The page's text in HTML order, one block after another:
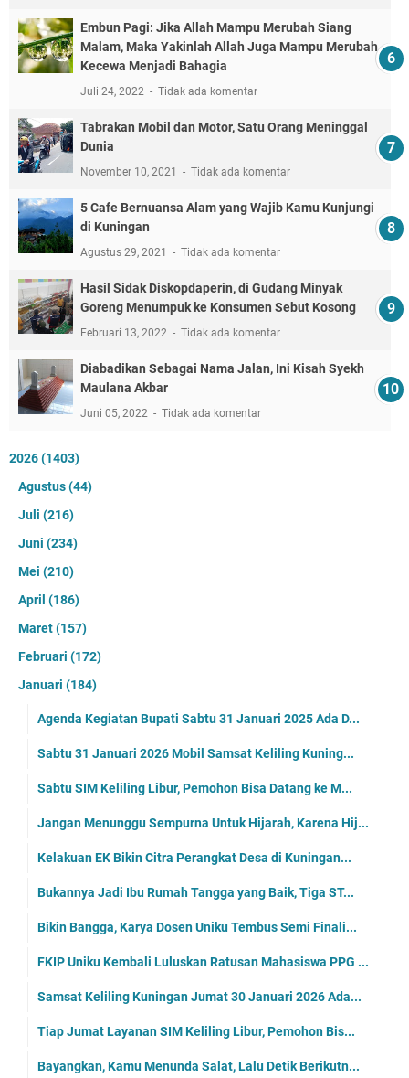
Embun Pagi: Jika Allah Mampu Merubah Siang
Malam, Maka Yakinlah Allah Juga Mampu Merubah
Kecewa Menjadi Bahagia
Juli 24, 2022 Tidak ada komentar
Tabrakan Mobil dan Motor, Satu Orang Meninggal
Dunia
November 10, 2021 Tidak ada komentar
5 Cafe Bernuansa Alam yang Wajib Kamu Kunjungi
di Kuningan
Agustus 29, 2021 Tidak ada komentar
Hasil Sidak Diskopdaperin, di Gudang Minyak
Goreng Menumpuk ke Konsumen Sebut Kosong
Februari 13, 2022 Tidak ada komentar
Diabadikan Sebagai Nama Jalan, Ini Kisah Syekh
Maulana Akbar
Juni 05, 2022 Tidak ada komentar
2026(1403)
Agustus(44)
Juli (216)
Juni (234)
Mei (210)
April (186)
Maret(157)
Februari (172)
Januari (184)
Agenda Kegiatan Bupati Sabtu 31 Januari 2025 Ada D...
Sabtu 31 Januari 2026 Mobil Samsat Keliling Kuning...
Sabtu SIM Keliling Libur, Pemohon Bisa Datang ke M...
Jangan Menunggu Sempurna Untuk Hijarah, Karena Hij...
Kelakuan EK Bikin Citra Perangkat Desa di Kuningan...
Bukannya Jadi Ibu Rumah Tangga yang Baik, Tiga ST...
Bikin Bangga, Karya Dosen Uniku Tembus Semi Finali...
FKIP Uniku Kembali Luluskan Ratusan Mahasiswa PPG ...
Samsat Keliling Kuningan Jumat 30 Januari 2026 Ada...
Tiap Jumat Layanan SIM Keliling Libur, Pemohon Bis...
Bayangkan, Kamu Menunda Salat, Lalu Detik Berikutn...